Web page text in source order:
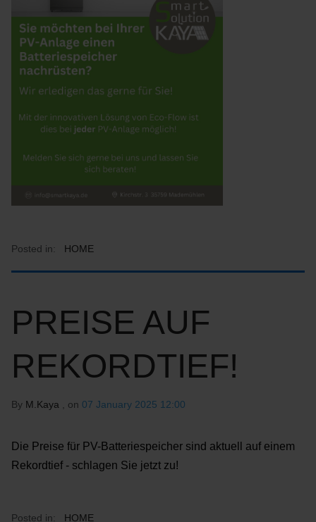
Posted in: HOME
PREISE AUF
REKORDTIEF!
By M.Kaya , on 07 January 2025 12:00
Die Preise für PV-Batteriespeicher sind aktuell auf einem
Rekordtief - schlagen Sie jetzt zu!
Posted in: HOME